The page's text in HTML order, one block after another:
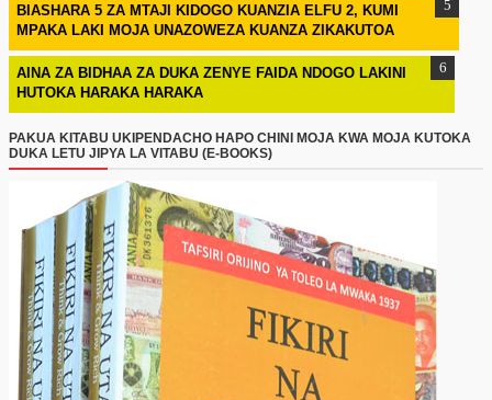
BIASHARA 5 ZA MTAJI KIDOGO KUANZIA ELFU 2, KUMI
MPAKA LAKI MOJA UNAZOWEZA KUANZA ZIKAKUTOA
AINA ZA BIDHAA ZA DUKA ZENYE FAIDA NDOGO LAKINI
HUTOKA HARAKA HARAKA
PAKUA KITABU UKIPENDACHO HAPO CHINI MOJA KWA MOJA KUTOKA
DUKA LETU JIPYA LA VITABU (E-BOOKS)